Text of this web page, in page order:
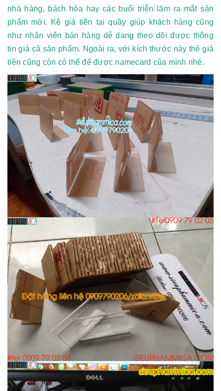
nhà hàng, bách hóa hay các buổi triễn lãm ra mắt sản
phẩm mới. Kệ giá tiền tại quầy giúp khách hàng cũng
như nhân viên bán hàng dễ dang theo dõi được thông
tin giá cả sản phẩm. Ngoài ra, với kích thước này thẻ giá
tiền cũng còn có thể để được namecard của mình nhé.